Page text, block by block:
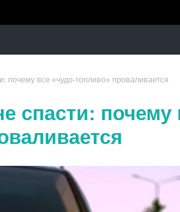
почему все «чудо-топливо» проваливается
спасти: почему